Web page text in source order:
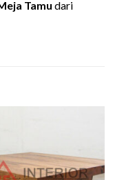
Tamu dari